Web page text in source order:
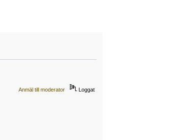
Anmäl till moderator Loggat